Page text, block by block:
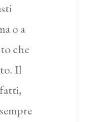
o a
che
Il